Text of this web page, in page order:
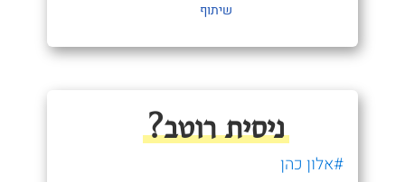
שיתוף
ניסית רוטב?
#אלון כהן